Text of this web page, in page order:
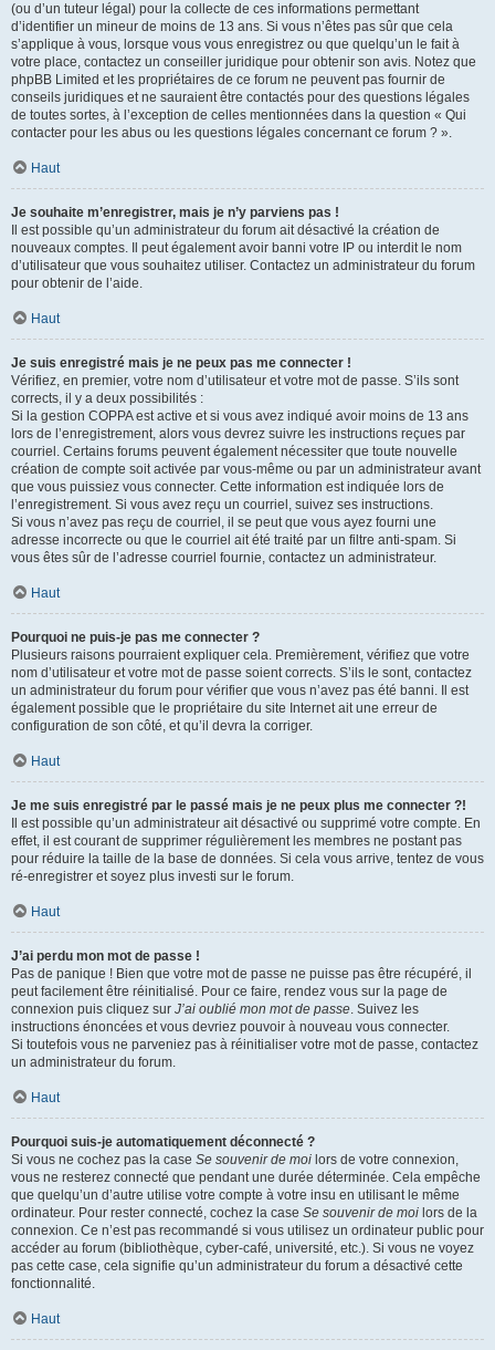
(ou d’un tuteur légal) pour la collecte de ces informations permettant
d’identifier un mineur de moins de 13 ans. Si vous n’êtes pas sûr que cela
s’applique à vous, lorsque vous vous enregistrez ou que quelqu’un le fait à
votre place, contactez un conseiller juridique pour obtenir son avis. Notez que
phpBB Limited et les propriétaires de ce forum ne peuvent pas fournir de
conseils juridiques et ne sauraient être contactés pour des questions légales
de toutes sortes, à l’exception de celles mentionnées dans la question « Qui
contacter pour les abus ou les questions légales concernant ce forum ? ».
Haut
Je souhaite m’enregistrer, mais je n’y parviens pas !
Il est possible qu’un administrateur du forum ait désactivé la création de
nouveaux comptes. Il peut également avoir banni votre IP ou interdit le nom
d’utilisateur que vous souhaitez utiliser. Contactez un administrateur du forum
pour obtenir de l’aide.
Haut
Je suis enregistré mais je ne peux pas me connecter !
Vérifiez, en premier, votre nom d’utilisateur et votre mot de passe. S’ils sont
corrects, il y a deux possibilités :
Si la gestion COPPA est active et si vous avez indiqué avoir moins de 13 ans
lors de l’enregistrement, alors vous devrez suivre les instructions reçues par
courriel. Certains forums peuvent également nécessiter que toute nouvelle
création de compte soit activée par vous-même ou par un administrateur avant
que vous puissiez vous connecter. Cette information est indiquée lors de
l’enregistrement. Si vous avez reçu un courriel, suivez ses instructions.
Si vous n’avez pas reçu de courriel, il se peut que vous ayez fourni une
adresse incorrecte ou que le courriel ait été traité par un filtre anti-spam. Si
vous êtes sûr de l’adresse courriel fournie, contactez un administrateur.
Haut
Pourquoi ne puis-je pas me connecter ?
Plusieurs raisons pourraient expliquer cela. Premièrement, vérifiez que votre
nom d’utilisateur et votre mot de passe soient corrects. S’ils le sont, contactez
un administrateur du forum pour vérifier que vous n’avez pas été banni. Il est
également possible que le propriétaire du site Internet ait une erreur de
configuration de son côté, et qu’il devra la corriger.
Haut
Je me suis enregistré par le passé mais je ne peux plus me connecter ?!
Il est possible qu’un administrateur ait désactivé ou supprimé votre compte. En
effet, il est courant de supprimer régulièrement les membres ne postant pas
pour réduire la taille de la base de données. Si cela vous arrive, tentez de vous
ré-enregistrer et soyez plus investi sur le forum.
Haut
J’ai perdu mon mot de passe !
Pas de panique ! Bien que votre mot de passe ne puisse pas être récupéré, il
peut facilement être réinitialisé. Pour ce faire, rendez vous sur la page de
connexion puis cliquez sur J’ai oublié mon mot de passe. Suivez les
instructions énoncées et vous devriez pouvoir à nouveau vous connecter.
Si toutefois vous ne parveniez pas à réinitialiser votre mot de passe, contactez
un administrateur du forum.
Haut
Pourquoi suis-je automatiquement déconnecté ?
Si vous ne cochez pas la case Se souvenir de moi lors de votre connexion,
vous ne resterez connecté que pendant une durée déterminée. Cela empêche
que quelqu’un d’autre utilise votre compte à votre insu en utilisant le même
ordinateur. Pour rester connecté, cochez la case Se souvenir de moi lors de la
connexion. Ce n’est pas recommandé si vous utilisez un ordinateur public pour
accéder au forum (bibliothèque, cyber-café, université, etc.). Si vous ne voyez
pas cette case, cela signifie qu’un administrateur du forum a désactivé cette
fonctionnalité.
Haut